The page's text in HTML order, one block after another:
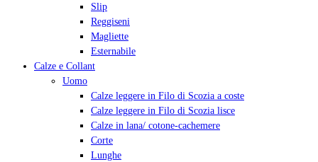
Slip
Reggiseni
Magliette
Esternabile
Calze e Collant
Uomo
Calze leggere in Filo di Scozia a coste
Calze leggere in Filo di Scozia lisce
Calze in lana/ cotone-cachemere
Corte
Lunghe